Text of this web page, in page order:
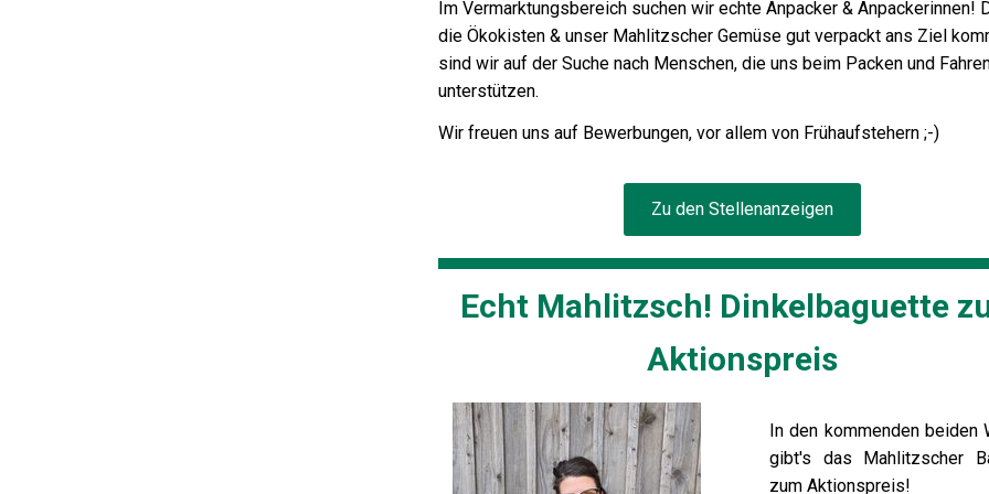
Im Vermarktungsbereich suchen wir echte Anpacker & Anpackerinnen!
die Ökokisten & unser Mahlitzscher Gemüse gut verpackt ans Ziel
sind wir auf der Suche nach Menschen, die uns beim Packen und
unterstützen.
Wir freuen uns auf Bewerbungen, vor allem von Frühaufstehern ;-)
Zu den Stellenanzeigen
Echt Mahlitzsch! Dinkelbaguette
Aktionspreis
In den kommenden beiden
gibt's das Mahlitzscher
zum Aktionspreis!